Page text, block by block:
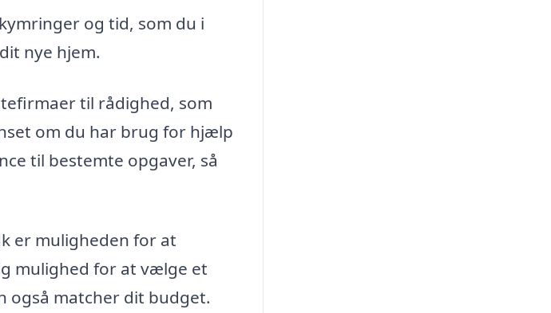
og tid, som du i
nye hjem.
til rådighed, som
om du har brug for hjælp
til bestemte opgaver, så
er muligheden for at
mulighed for at vælge et
også matcher dit budget.